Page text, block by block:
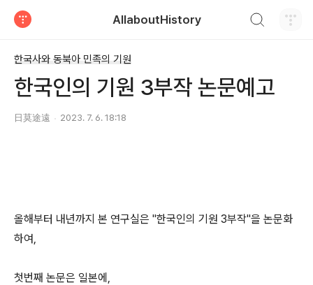
AllaboutHistory
한국사와 동북아 민족의 기원
한국인의 기원 3부작 논문예고
日莫途遠 2023. 7. 6. 18:18
올해부터 내년까지 본 연구실은 "한국인의 기원 3부작"을 논문화
하여,
첫번째 논문은 일본에,